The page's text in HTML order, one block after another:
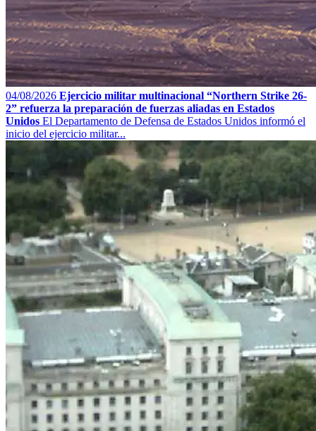
04/08/2026 Ejercicio militar multinacional “Northern Strike 26-
2” refuerza la preparación de fuerzas aliadas en Estados
Unidos El Departamento de Defensa de Estados Unidos informó el
inicio del ejercicio militar...